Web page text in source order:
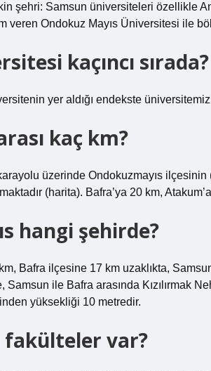
şehri: Samsun üniversiteleri özellikle
veren Ondokuz Mayıs Üniversitesi ile
kaçıncı sırada?
yer aldığı endekste üniversitemiz
kaç km?
üzerinde Ondokuzmayıs
(harita). Bafra’ya 20 km,
hangi şehirde?
Bafra ilçesine 17 km uzaklıkta,
Samsun ile Bafra arasında Kızılırmak
yüksekliği 10 metredir.
fakülteler var?